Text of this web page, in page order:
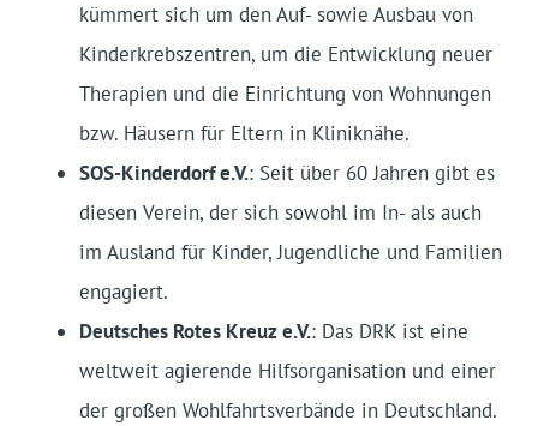
kümmert sich um den Auf- sowie Ausbau von
Kinderkrebszentren, um die Entwicklung neuer
Therapien und die Einrichtung von Wohnungen
bzw. Häusern für Eltern in Kliniknähe.
SOS-Kinderdorf e.V.: Seit über 60 Jahren gibt es
diesen Verein, der sich sowohl im In- als auch
im Ausland für Kinder, Jugendliche und Familien
engagiert.
Deutsches Rotes Kreuz e.V.: Das DRK ist eine
weltweit agierende Hilfsorganisation und einer
der großen Wohlfahrtsverbände in Deutschland.